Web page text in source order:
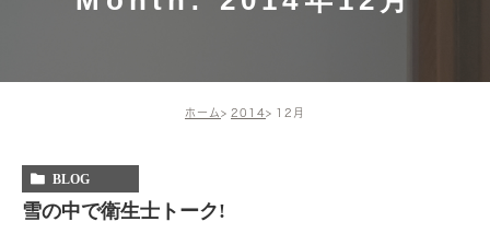
ホーム 2014 12月
BLOG
雪の中で衛生士トーク!